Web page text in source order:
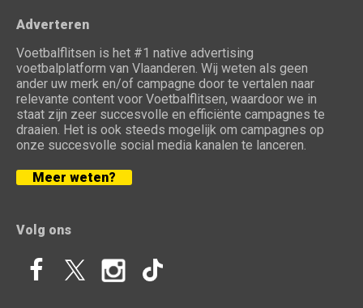
Adverteren
Voetbalflitsen is het #1 native advertising
voetbalplatform van Vlaanderen. Wij weten als geen
ander uw merk en/of campagne door te vertalen naar
relevante content voor Voetbalflitsen, waardoor we in
staat zijn zeer succesvolle en efficiënte campagnes te
draaien. Het is ook steeds mogelijk om campagnes op
onze succesvolle social media kanalen te lanceren.
Meer weten?
Volg ons